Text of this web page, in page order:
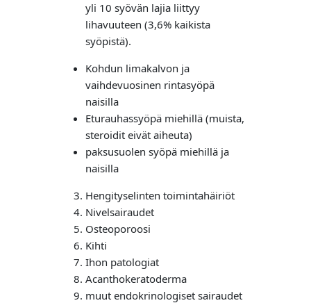
yli 10 syövän lajia liittyy
lihavuuteen (3,6% kaikista
syöpistä).
Kohdun limakalvon ja
vaihdevuosinen rintasyöpä
naisilla
Eturauhassyöpä miehillä (muista,
steroidit eivät aiheuta)
paksusuolen syöpä miehillä ja
naisilla
Hengityselinten toimintahäiriöt
Nivelsairaudet
Osteoporoosi
Kihti
Ihon patologiat
Acanthokeratoderma
muut endokrinologiset sairaudet